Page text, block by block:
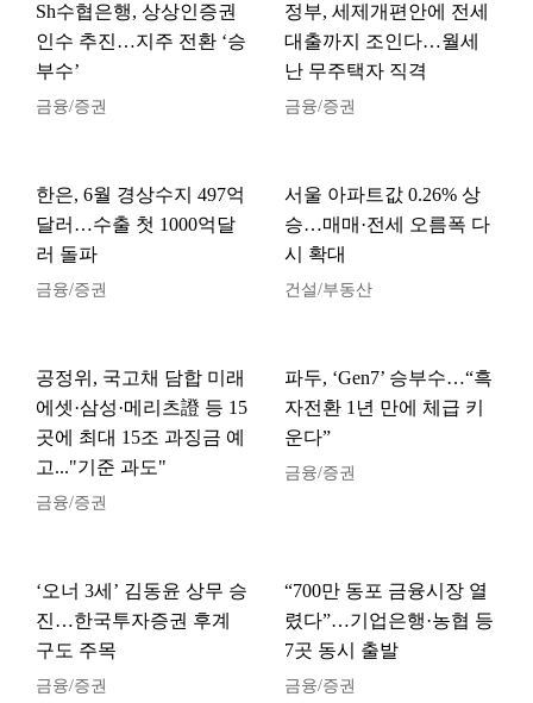
Sh수협은행, 상상인증권
인수 추진…지주 전환 ‘승
부수’
금융/증권
정부, 세제개편안에 전세
대출까지 조인다…월세
난 무주택자 직격
금융/증권
한은, 6월 경상수지 497억
달러…수출 첫 1000억달
러 돌파
금융/증권
서울 아파트값 0.26% 상
승…매매·전세 오름폭 다
시 확대
건설/부동산
공정위, 국고채 담합 미래
에셋·삼성·메리츠證 등 15
곳에 최대 15조 과징금 예
고..."기준 과도"
금융/증권
파두, ‘Gen7’ 승부수…“흑
자전환 1년 만에 체급 키
운다”
금융/증권
‘오너 3세’ 김동윤 상무 승
진…한국투자증권 후계
구도 주목
금융/증권
“700만 동포 금융시장 열
렸다”…기업은행·농협 등
7곳 동시 출발
금융/증권